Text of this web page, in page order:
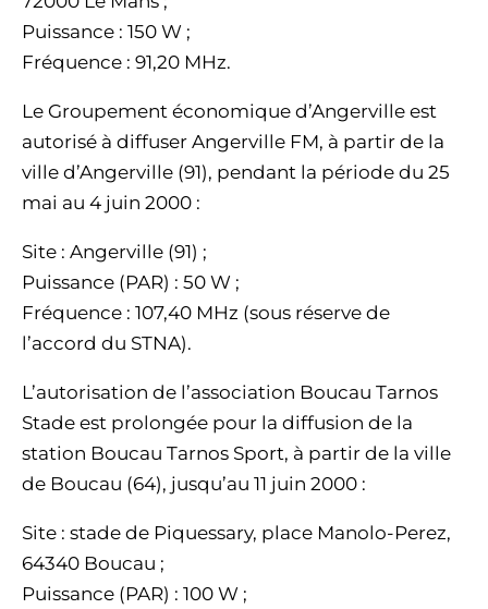
Puissance : 150 W ;
Fréquence : 91,20 MHz.
Le Groupement économique d’Angerville est
autorisé à diffuser Angerville FM, à partir de la
ville d’Angerville (91), pendant la période du 25
mai au 4 juin 2000 :
Site : Angerville (91) ;
Puissance (PAR) : 50 W ;
Fréquence : 107,40 MHz (sous réserve de
l’accord du STNA).
L’autorisation de l’association Boucau Tarnos
Stade est prolongée pour la diffusion de la
station Boucau Tarnos Sport, à partir de la ville
de Boucau (64), jusqu’au 11 juin 2000 :
Site : stade de Piquessary, place Manolo-Perez,
64340 Boucau ;
Puissance (PAR) : 100 W ;